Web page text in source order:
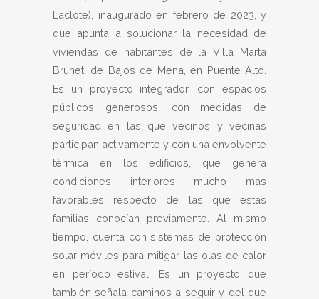
Laclote), inaugurado en febrero de 2023, y
que apunta a solucionar la necesidad de
viviendas de habitantes de la Villa Marta
Brunet, de Bajos de Mena, en Puente Alto.
Es un proyecto integrador, con espacios
públicos generosos, con medidas de
seguridad en las que vecinos y vecinas
participan activamente y con una envolvente
térmica en los edificios, que genera
condiciones interiores mucho más
favorables respecto de las que estas
familias conocían previamente. Al mismo
tiempo, cuenta con sistemas de protección
solar móviles para mitigar las olas de calor
en período estival. Es un proyecto que
también señala caminos a seguir y del que